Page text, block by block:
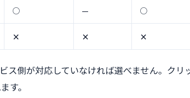
○ — ○
× × ×
ス側が対応していなければ選べません。ク
す。